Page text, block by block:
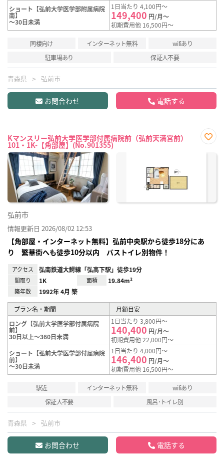
ショート【弘前大学医学部附属病院
南】
～30日未満
1日当たり 4,100円～
149,400 円/月～
初期費用他 16,500円～
同棲向け インターネット無料
wifiあり
駐車場あり
保証人不要
青森県 弘前市
お問合わせ 電話する
Kマンスリー弘前大学医学部付属病院前（弘前天満宮前）
101・1K-【角部屋】(No.901355)
に入
弘前市
情報更新日 2026/08/02 12:53
【角部屋・インターネット無料】弘前中央駅から徒歩18分にあ
り 繁華街へも徒歩10分以内 バストイレ別物件！
アクセス 弘南鉄道大鰐線「弘高下駅」徒歩19分
間取り 1K 面積 19.84m²
築年数 1992年 4月 築
プラン名・期間
月額目安
ロング【弘前大学医学部付属病院
前】
30日以上～360日未満
1日当たり 3,800円～
140,400 円/月～
初期費用他 22,000円～
ショート【弘前大学医学部付属病院
前】
～30日未満
1日当たり 4,000円～
146,400 円/月～
初期費用他 16,500円～
駅近 インターネット無料
wifiあり
保証人不要
風呂･トイレ別
青森県 弘前市
お問合わせ 電話する